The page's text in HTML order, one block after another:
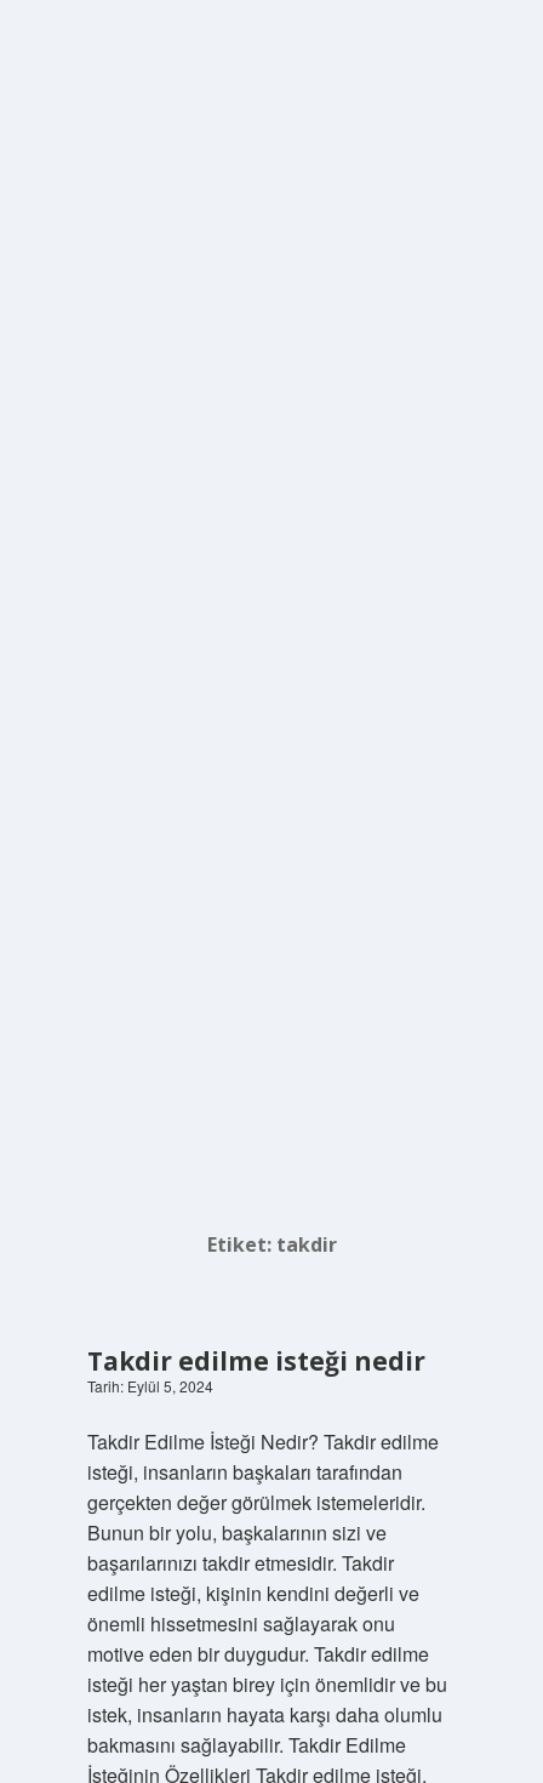
Etiket: takdir
Takdir edilme isteği nedir
Tarih: Eylül 5, 2024
Takdir Edilme İsteği Nedir? Takdir edilme
isteği, insanların başkaları tarafından
gerçekten değer görülmek istemeleridir.
Bunun bir yolu, başkalarının sizi ve
başarılarınızı takdir etmesidir. Takdir
edilme isteği, kişinin kendini değerli ve
önemli hissetmesini sağlayarak onu
motive eden bir duygudur. Takdir edilme
isteği her yaştan birey için önemlidir ve bu
istek, insanların hayata karşı daha olumlu
bakmasını sağlayabilir. Takdir Edilme
İsteğinin Özellikleri Takdir edilme isteği,